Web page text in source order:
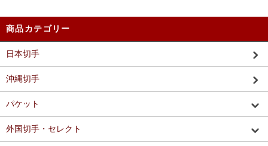
商品カテゴリー
日本切手
沖縄切手
パケット
外国切手・セレクト